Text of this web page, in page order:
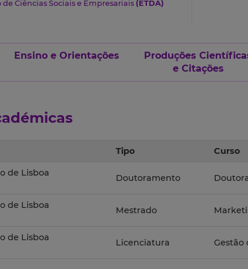
Ciências Sociais e Empresariais (ETDA)
Ensino e Orientações
Produções
e Citações
Tipo Curso
de Lisboa Doutoramento
de Lisboa Mestrado
de Lisboa Licenciatura Gestão